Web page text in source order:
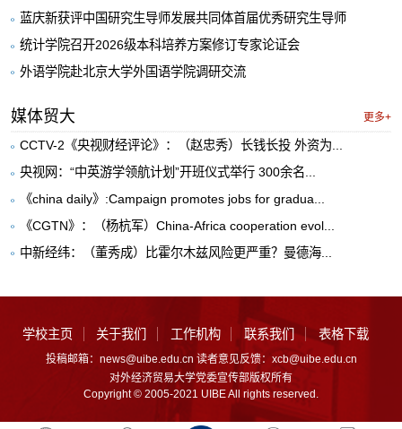
蓝庆新获评中国研究生导师发展共同体首届优秀研究生导师
统计学院召开2026级本科培养方案修订专家论证会
外语学院赴北京大学外国语学院调研交流
媒体贸大 更多+
CCTV-2《央视财经评论》：（赵忠秀）长钱长投 外资为...
央视网：“中英游学领航计划”开班仪式举行 300余名...
《china daily》:Campaign promotes jobs for gradua...
《CGTN》：（杨杭军）China-Africa cooperation evol...
中新经纬：（董秀成）比霍尔木兹风险更严重？曼德海...
学校主页 关于我们 工作机构 联系我们 表格下载
投稿邮箱：news@uibe.edu.cn 读者意见反馈：xcb@uibe.edu.cn
对外经济贸易大学党委宣传部版权所有
Copyright © 2005-2021 UIBE All rights reserved.